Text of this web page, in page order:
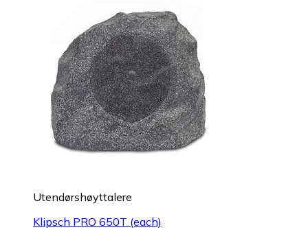
Utendørshøyttalere
Klipsch PRO 650T (each)